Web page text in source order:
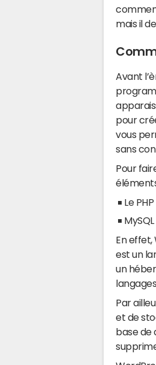
mais il
Avant
pour
vous
sans
Pour
Le PHP
MySQL
En effet,
est un
un
Par
et de
base de